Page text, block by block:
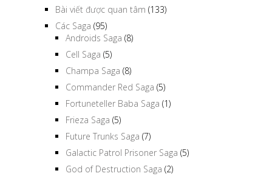
Bài viết được quan tâm (133)
Các Saga (95)
Androids Saga (8)
Cell Saga (5)
Champa Saga (8)
Commander Red Saga (5)
Fortuneteller Baba Saga (1)
Frieza Saga (5)
Future Trunks Saga (7)
Galactic Patrol Prisoner Saga (5)
God of Destruction Saga (2)